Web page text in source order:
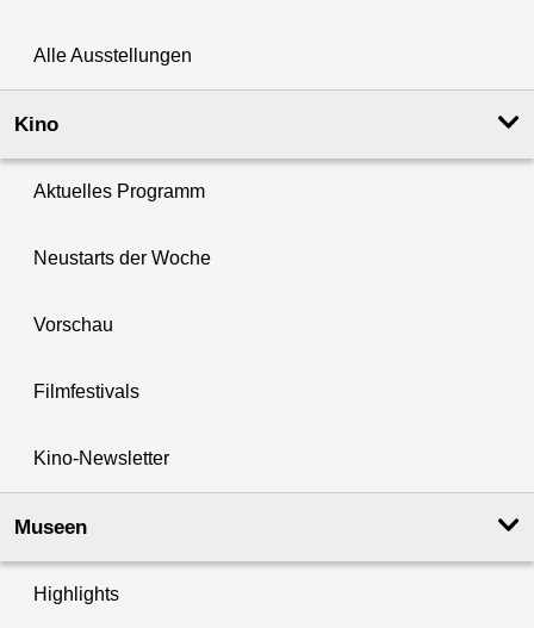
Alle Ausstellungen
Kino
Aktuelles Programm
Neustarts der Woche
Vorschau
Filmfestivals
Kino-Newsletter
Museen
Highlights